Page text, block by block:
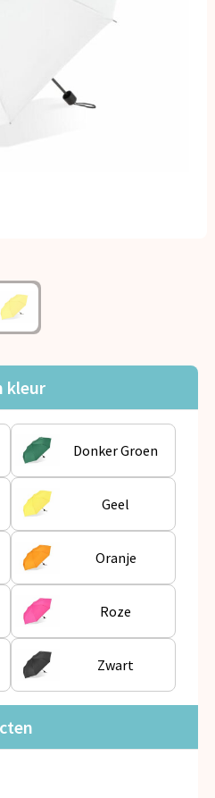
kleur
Donker Groen
Geel
Oranje
Roze
Zwart